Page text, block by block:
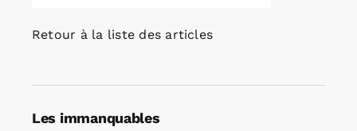
Retour à la liste des articles
Les immanquables